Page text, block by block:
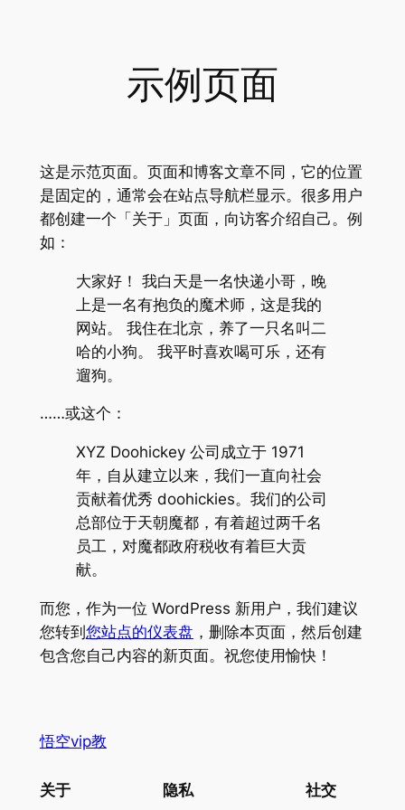
示例页面
这是示范页面。页面和博客文章不同，它的位置
是固定的，通常会在站点导航栏显示。很多用户
都创建一个「关于」页面，向访客介绍自己。例
如：
大家好！ 我白天是一名快递小哥，晚
上是一名有抱负的魔术师，这是我的
网站。 我住在北京，养了一只名叫二
哈的小狗。 我平时喜欢喝可乐，还有
遛狗。
……或这个：
XYZ Doohickey 公司成立于 1971
年，自从建立以来，我们一直向社会
贡献着优秀 doohickies。我们的公司
总部位于天朝魔都，有着超过两千名
员工，对魔都政府税收有着巨大贡
献。
而您，作为一位 WordPress 新用户，我们建议
您转到 您站点的仪表盘 ，删除本页面，然后创建
包含您自己内容的新页面。祝您使用愉快！
悟空vip教
关于 隐私 社交